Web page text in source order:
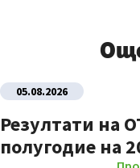
05.08.2026
Резултати на
полугодие на